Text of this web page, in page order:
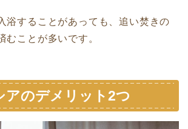
浴することがあっても、追い焚きの
むことが多いです。
アのデメリット2つ